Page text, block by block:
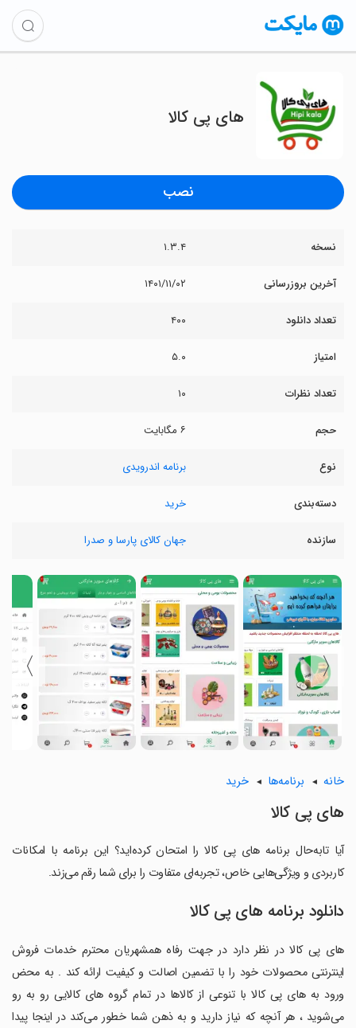
های پی کالا
نصب
نسخه ۱.۳.۴
آخرین بروزرسانی ۱۴۰۱/۱۱/۰۲
تعداد دانلود ۴۰۰
امتیاز ۵.۰
تعداد نظرات ۱۰
حجم ۶ مگابایت
نوع برنامه اندرویدی
دسته‌بندی خرید
سازنده جهان کالای پارسا و صدرا
〈
〉
خانه برنامه‌ها خرید
های پی کالا
آیا تابه‌حال برنامه های پی کالا را امتحان کرده‌اید؟ این برنامه با امکانات
کاربردی و ویژگی‌هایی خاص، تجربه‌ای متفاوت را برای شما رقم می‌زند.
دانلود برنامه های پی کالا
های پی کالا در نظر دارد در جهت رفاه همشهریان محترم خدمات فروش
اینترنتی محصولات خود را با تضمین اصالت و کیفیت ارائه کند . به محض
ورود به های پی کالا با تنوعی از کالاها در تمام گروه های کالایی رو به رو
می‌شوید ، هر آنچه که نیاز دارید و به ذهن شما خطور می‌کند در اینجا پیدا